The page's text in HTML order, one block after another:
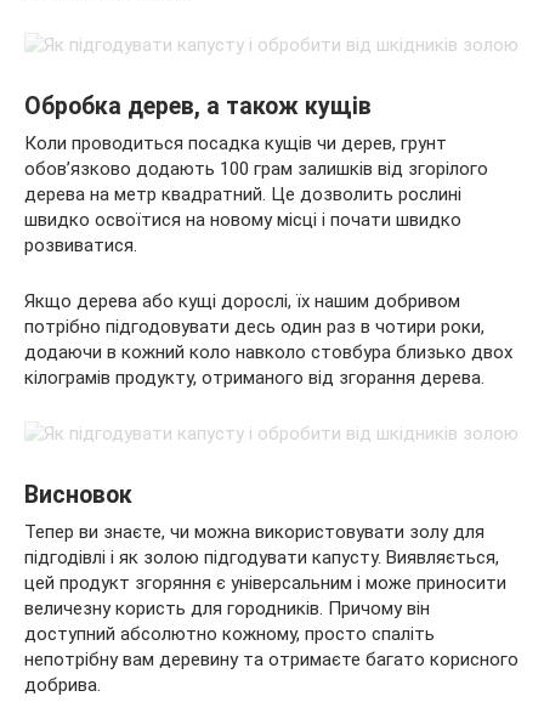
Обробка дерев, а також кущів
Коли проводиться посадка кущів чи дерев, грунт
обов’язково додають 100 грам залишків від згорілого
дерева на метр квадратний. Це дозволить рослині
швидко освоїтися на новому місці і почати швидко
розвиватися.
Якщо дерева або кущі дорослі, їх нашим добривом
потрібно підгодовувати десь один раз в чотири роки,
додаючи в кожний коло навколо стовбура близько двох
кілограмів продукту, отриманого від згорання дерева.
Висновок
Тепер ви знаєте, чи можна використовувати золу для
підгодівлі і як золою підгодувати капусту. Виявляється,
цей продукт згоряння є універсальним і може приносити
величезну користь для городників. Причому він
доступний абсолютно кожному, просто спаліть
непотрібну вам деревину та отримаєте багато корисного
добрива.